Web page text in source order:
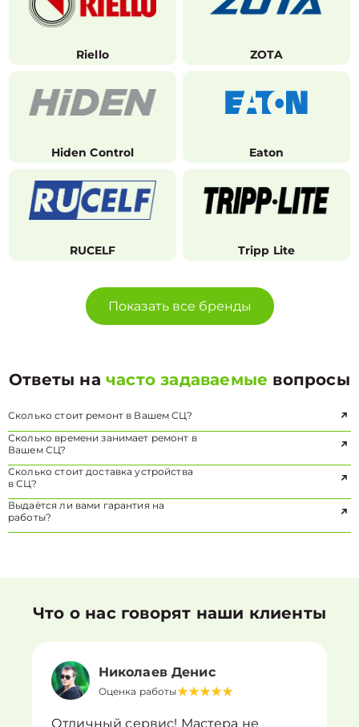
Riello ZOTA
Hiden Control Eaton
RUCELF Tripp Lite
Показать все бренды
Ответы начасто задаваемые вопросы
Сколько стоит ремонт в Вашем СЦ?
Сколько времени занимает ремонт в
Вашем СЦ?
Сколько стоит доставка устройства
в СЦ?
Выдаётся ли вами гарантия на
работы?
Что о нас говорят наши клиенты
Николаев Денис
Оценка работы
Отличный сервис! Мастера не